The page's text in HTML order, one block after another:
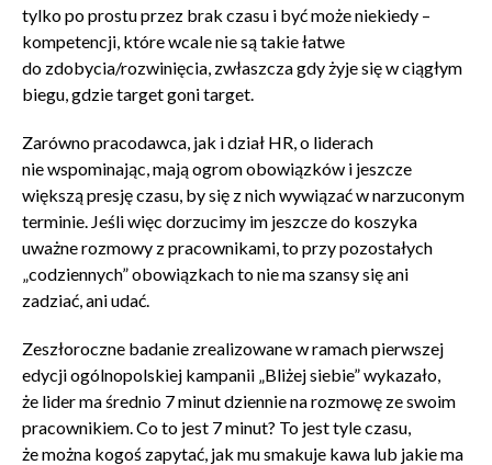
tylko po prostu przez brak czasu i być może niekiedy –
kompetencji, które wcale nie są takie łatwe
do zdobycia/rozwinięcia, zwłaszcza gdy żyje się w ciągłym
biegu, gdzie target goni target.
Zarówno pracodawca, jak i dział HR, o liderach
nie wspominając, mają ogrom obowiązków i jeszcze
większą presję czasu, by się z nich wywiązać w narzuconym
terminie. Jeśli więc dorzucimy im jeszcze do koszyka
uważne rozmowy z pracownikami, to przy pozostałych
„codziennych” obowiązkach to nie ma szansy się ani
zadziać, ani udać.
Zeszłoroczne badanie zrealizowane w ramach pierwszej
edycji ogólnopolskiej kampanii „Bliżej siebie” wykazało,
że lider ma średnio 7 minut dziennie na rozmowę ze swoim
pracownikiem. Co to jest 7 minut? To jest tyle czasu,
że można kogoś zapytać, jak mu smakuje kawa lub jakie ma